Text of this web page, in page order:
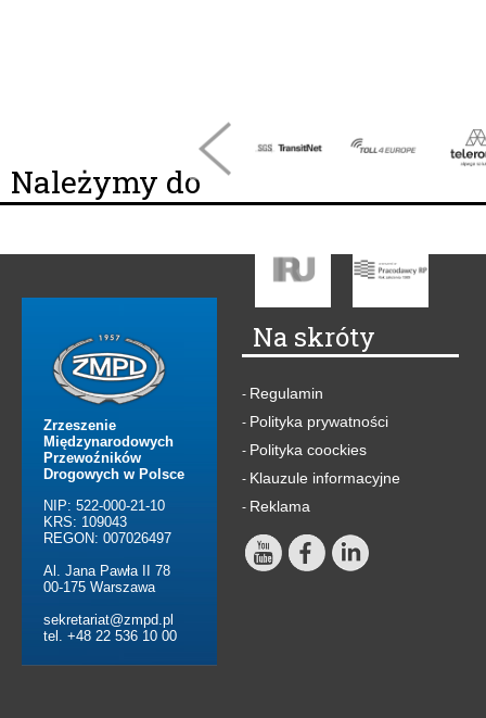
Należymy do
Zrzeszenie
Międzynarodowych
Przewoźników
Drogowych w Polsce
NIP: 522-000-21-10
KRS: 109043
REGON: 007026497
Al. Jana Pawła II 78
00-175 Warszawa
sekretariat@zmpd.pl
tel. +48 22 536 10 00
Na skróty
- Regulamin
- Polityka prywatności
- Polityka coockies
- Klauzule informacyjne
- Reklama